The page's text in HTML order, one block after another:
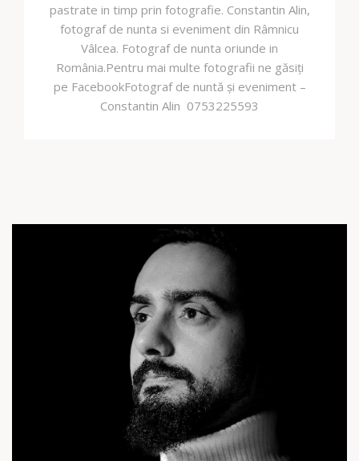
pastrate in timp prin fotografie. Constantin Alin,
fotograf de nunta si eveniment din Râmnicu
Vâlcea. Fotograf de nunta oriunde in
România.Pentru mai multe fotografii ne găsiți
pe FacebookFotograf de nuntă și eveniment –
Constantin Alin 0753225593